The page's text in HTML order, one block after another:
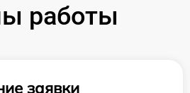
работы
заявки